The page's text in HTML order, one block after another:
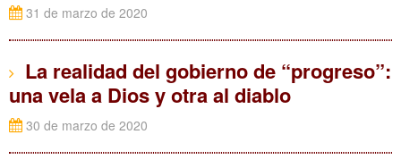
31 de marzo de 2020
La realidad del gobierno de “progreso”:
una vela a Dios y otra al diablo
30 de marzo de 2020